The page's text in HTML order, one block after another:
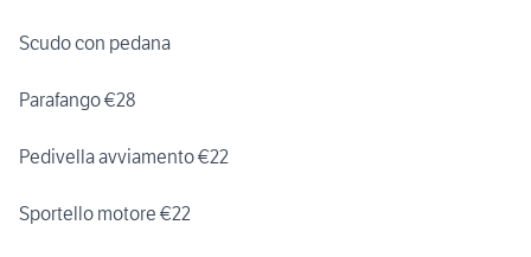
Scudo con pedana
Parafango €28
Pedivella avviamento €22
Sportello motore €22